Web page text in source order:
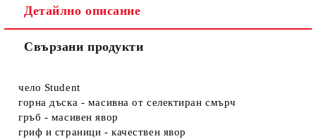
Детайлно описание
Свързани продукти
чело Student
горна дъска - масивна от селектиран смърч
гръб - масивен явор
гриф и страници - качествен явор